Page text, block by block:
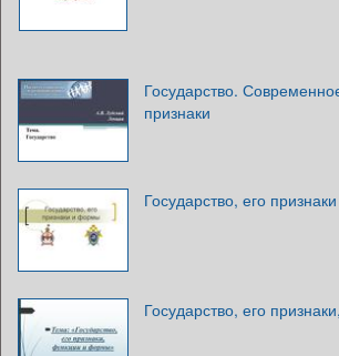
Государство.
признаки
Государство, его
Государство, его